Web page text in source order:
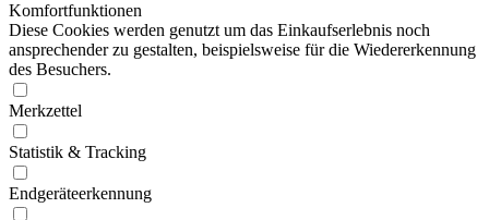
Komfortfunktionen
Diese Cookies werden genutzt um das Einkaufserlebnis noch
ansprechender zu gestalten, beispielsweise für die Wiedererkennung
des Besuchers.
Merkzettel
Statistik & Tracking
Endgeräteerkennung